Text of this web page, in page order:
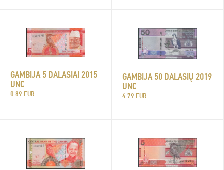
GAMBIJA 5 DALASIAI 2015
UNC
0.89 EUR
GAMBIJA 50 DALASIŲ 2019
UNC
4.79 EUR